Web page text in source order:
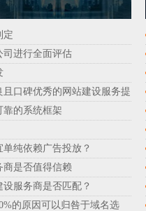
定
司进行全面评估
口碑优秀的网站建设服务提
靠的系统框架
纯依赖广告投放？
商是否值得信赖
服务商是否匹配？
的原因可以归咎于域名选